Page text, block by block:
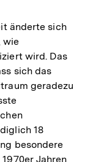
änderte sich
wie
wird. Das
sich das
geradezu
18
besondere
Jahren